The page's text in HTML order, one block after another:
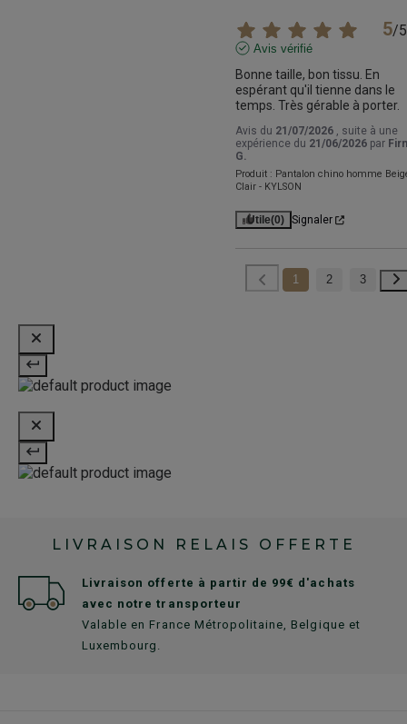
5/5
Avis vérifié
Bonne taille, bon tissu. En
espérant qu'il tienne dans le
temps. Très gérable à porter.
Avis du 21/07/2026 , suite à une
expérience du 21/06/2026 par
G.
Produit : Pantalon chino homme
Clair - KYLSON
Utile(0) Signaler
1 2 3
LIVRAISON RELAIS OFFERTE
Livraison offerte à partir de 99€ d'achats
avec notre transporteur
Valable en France Métropolitaine, Belgique et
Luxembourg.